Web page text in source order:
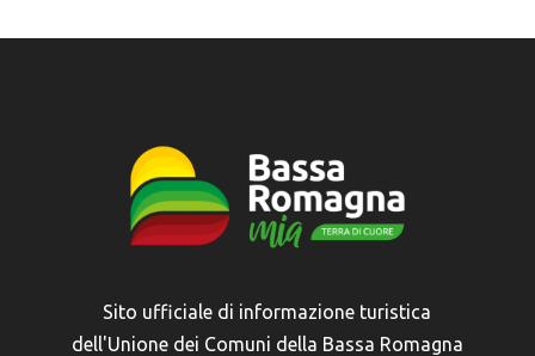
Sito ufficiale di informazione turistica
dell'Unione dei Comuni della Bassa Romagna